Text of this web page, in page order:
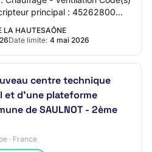
principal : 45262800
LA HAUTESAÔNE
Date limite: 4 mai 2026
centre technique
et d'une plateforme
de SAULNOT - 2ème
· France